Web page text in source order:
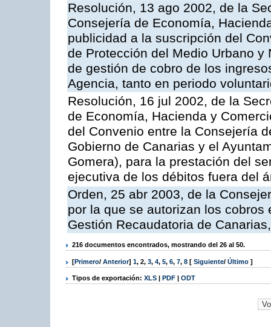
Resolución, 13 ago 2002, de la
Consejería de Economía,
publicidad a la suscripción del
de Protección del Medio Urbano
de gestión de cobro de los
Agencia, tanto en periodo
Resolución, 16 jul 2002, de la
de Economía, Hacienda y
del Convenio entre la Consejería
Gobierno de Canarias y el
Gomera), para la prestación del
ejecutiva de los débitos fuera del
Orden, 25 abr 2003, de la
por la que se autorizan los
Gestión Recaudatoria de
216 documentos encontrados, mostrando del 26 al 50.
[Primero/ Anterior] 1, 2, 3, 4, 5, 6, 7, 8 [ Siguiente/ Último ]
Tipos de exportación: XLS | PDF | ODT